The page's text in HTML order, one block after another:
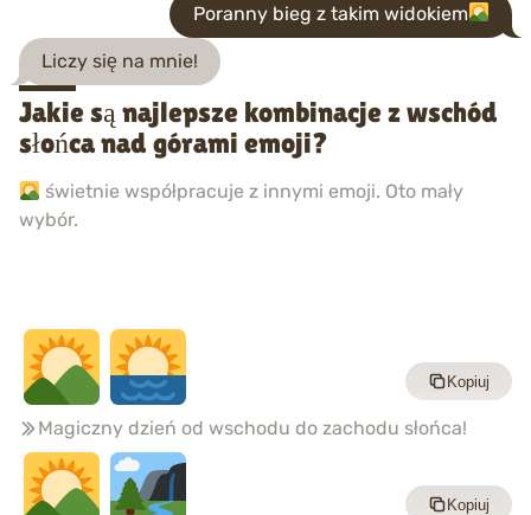
Poranny bieg z takim widokiem
Liczy się na mnie!
Jakie są najlepsze kombinacje z wschód
słońca nad górami emoji?
świetnie współpracuje z innymi emoji. Oto mały
wybór.
Magiczny dzień od wschodu do zachodu słońca!
Kopiuj
Kopiuj